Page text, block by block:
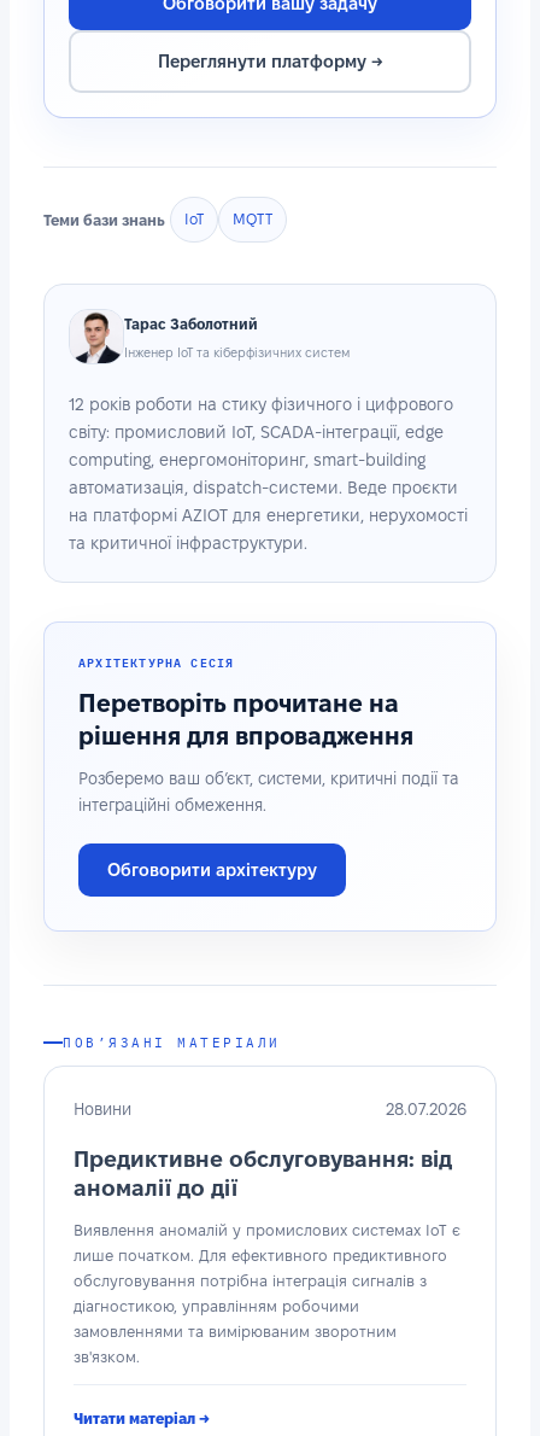
Переглянути платформу →
Теми бази знань IoT MQTT
Тарас Заболотний
Інженер IoT та кіберфізичних систем
12 років роботи на стику фізичного і цифрового
світу: промисловий IoT, SCADA-інтеграції, edge
computing, енергомоніторинг, smart-building
автоматизація, dispatch-системи. Веде проєкти
на платформі AZIOT для енергетики, нерухомості
та критичної інфраструктури.
АРХІТЕКТУРНА СЕСІЯ
Перетворіть прочитане на
рішення для впровадження
Розберемо ваш об’єкт, системи, критичні події та
інтеграційні обмеження.
Обговорити архітектуру
ПОВ’ЯЗАНІ МАТЕРІАЛИ
Новини 28.07.2026
Предиктивне обслуговування: від
аномалії до дії
Виявлення аномалій у промислових системах IoT є
лише початком. Для ефективного предиктивного
обслуговування потрібна інтеграція сигналів з
діагностикою, управлінням робочими
замовленнями та вимірюваним зворотним
зв'язком.
Читати матеріал →